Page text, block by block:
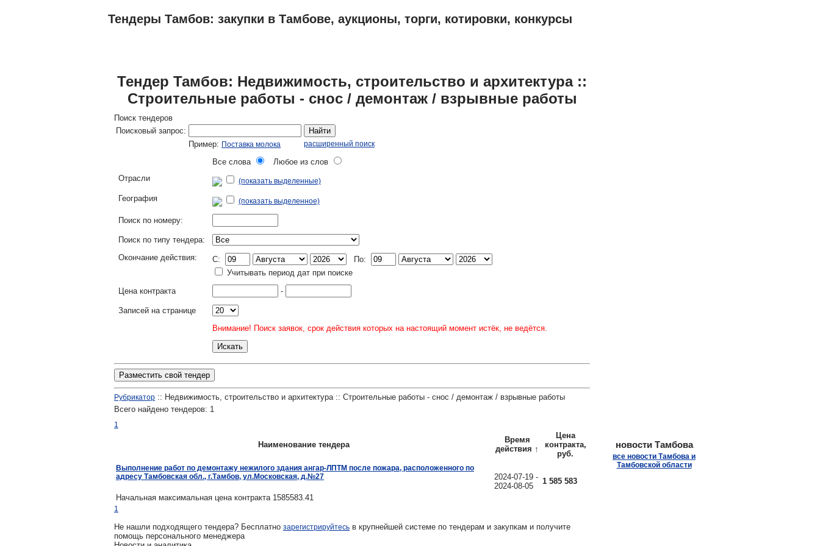
Тендеры Тамбов: закупки в Тамбове, аукционы, торги, котировки, конкурсы
Тендер Тамбов: Недвижимость, строительство и архитектура ::
Строительные работы - снос / демонтаж / взрывные работы
Поиск тендеров
Поисковый запрос:
Найти
Пример: Поставка молока расширенный поиск
Все слова
Любое из слов
Отрасли
(показать выделенные)
География (показать выделенное)
Поиск по номеру:
Поиск по типу тендера:
Окончание действия:
C:
По:
Учитывать период дат при поиске
Цена контракта
-
Записей на странице
Внимание! Поиск заявок, срок действия которых на настоящий момент истёк, не ведётся.
Разместить свой тендер
Рубрикатор :: Недвижимость, строительство и архитектура :: Строительные работы - снос / демонтаж / взрывные работы
Всего найдено тендеров: 1
1
Наименование тендера
Время
действия ↑
Цена
контракта,
руб.
Выполнение работ по демонтажу нежилого здания ангар-ЛПТМ после пожара, расположенного по
адресу Тамбовская обл., г.Тамбов, ул.Московская, д.№27
Начальная максимальная цена контракта 1585583.41
2024-07-19 -
2024-08-05
1 585 583
1
Не нашли подходящего тендера? Бесплатно зарегистрируйтесь в крупнейшей системе по тендерам и закупкам и получите
помощь персонального менеджера
новости Тамбова
все новости Тамбова и
Тамбовской области